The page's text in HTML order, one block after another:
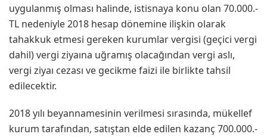
uygulanmış olması halinde, istisnaya konu olan 70.000.-
TL nedeniyle 2018 hesap dönemine ilişkin olarak
tahakkuk etmesi gereken kurumlar vergisi (geçici vergi
dahil) vergi ziyaına uğramış olacağından vergi aslı,
vergi ziyaı cezası ve gecikme faizi ile birlikte tahsil
edilecektir.
2018 yılı beyannamesinin verilmesi sırasında, mükellef
kurum tarafından, satıştan elde edilen kazanç 700.000.-